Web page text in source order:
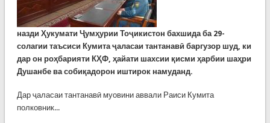
назди Ҳукумати Ҷумҳурии Тоҷикистон бахшида ба 29-
солагии таъсиси Кумитаҷаласаи тантанавӣ баргузор шуд, ки
дар он роҳбарияти КҲФ, ҳайати шахсии қисми ҳарбии шаҳри
Душанбе ва собиқадорон иштирок намуданд.
Дар ҷаласаи тантанавӣ муовини аввали Раиси Кумита
полковник...